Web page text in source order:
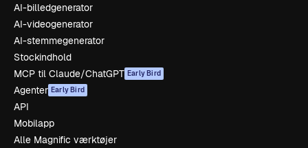
AI-billedgenerator
AI-videogenerator
AI-stemmegenerator
Stockindhold
MCP til Claude/ChatGPT Early Bird
Agenter Early Bird
API
Mobilapp
Alle Magnific værktøjer